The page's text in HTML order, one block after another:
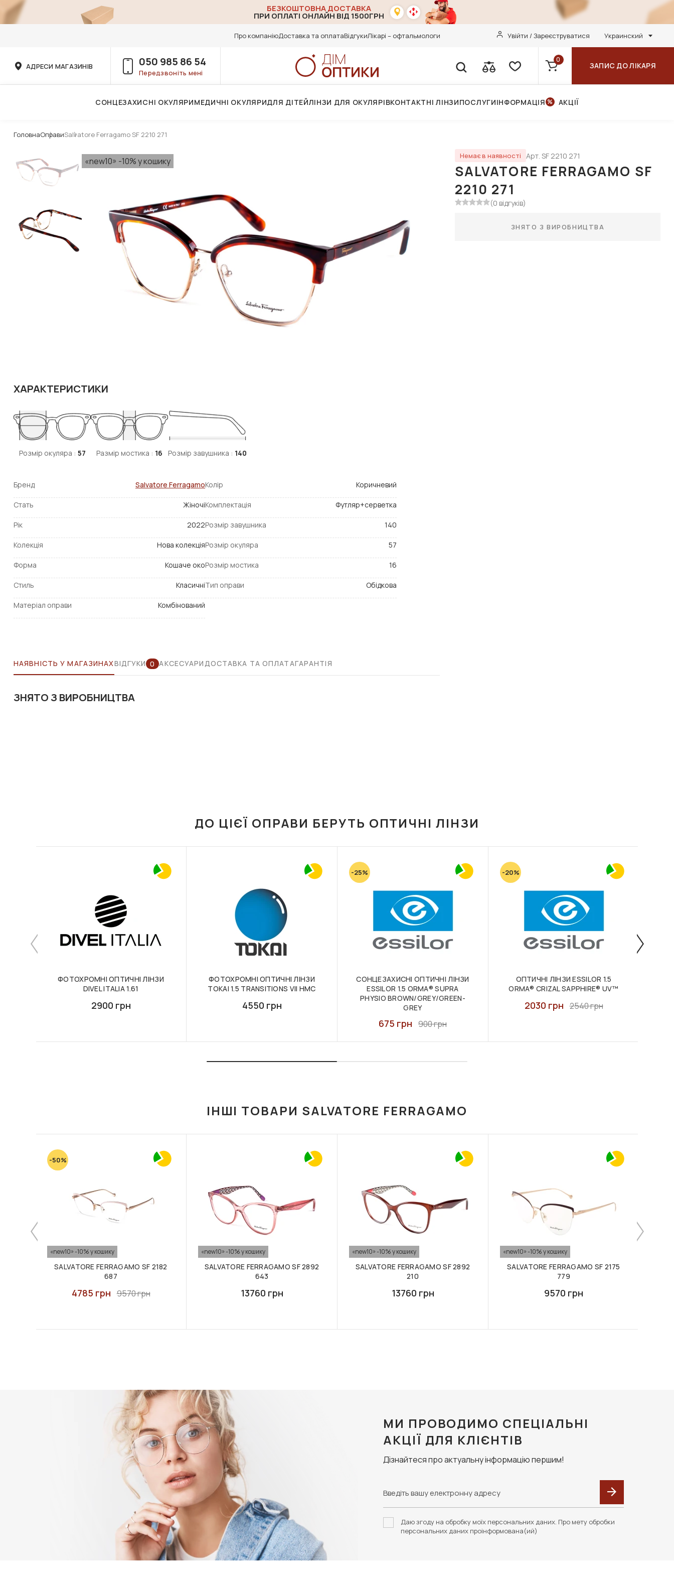
БЕЗКОШТОВНА ДОСТАВКА
ПРИ ОПЛАТІ ОНЛАЙН ВІД 1500ГРН
Про компаніюДоставка та оплатаВідгукиЛікарі – офтальмологи Увійти / Зареєструватися Украинский
АДРЕСИ МАГАЗИНІВ 050 985 86 54
Передзвоніть мені
0
ЗАПИС ДО ЛІКАРЯ
СОНЦЕЗАХИСНІ ОКУЛЯРИМЕДИЧНІ ОКУЛЯРИДЛЯ ДІТЕЙЛІНЗИ ДЛЯ ОКУЛЯРІВКОНТАКТНІ ЛІНЗИПОСЛУГИІНФОРМАЦІЯ АКЦІЇ
ГоловнаОправиSalvatore Ferragamo SF 2210 271
«new10» -10% у кошику Немає в наявності Арт. SF 2210 271
SALVATORE FERRAGAMO SF
2210 271
(0 відгуків)
ЗНЯТО З ВИРОБНИЦТВА
ХАРАКТЕРИСТИКИ
Розмір окуляра : 57 Размір мостика : 16 Розмір завушника : 140
Бренд Salvatore Ferragamo
Стать Жіночі
Рік 2022
Колекція Нова колекція
Форма Кошаче око
Стиль Класичні
Матеріал оправи Комбінований
Колір Коричневий
Комплектація Футляр+серветка
Розмір завушника 140
Розмір окуляра 57
Розмір мостика 16
Тип оправи Обідкова
НАЯВНІСТЬ У МАГАЗИНАХВІДГУКИ 0 АКСЕСУАРИДОСТАВКА ТА ОПЛАТАГАРАНТІЯ
ЗНЯТО З ВИРОБНИЦТВА
ДО ЦІЄЇ ОПРАВИ БЕРУТЬ ОПТИЧНІ ЛІНЗИ
ФОТОХРОМНІ ОПТИЧНІ ЛІНЗИ
DIVEL ITALIA 1.61
2900 грн
ФОТОХРОМНІ ОПТИЧНІ ЛІНЗИ
TOKAI 1.5 TRANSITIONS VII HMC
4550 грн
-25%
СОНЦЕЗАХИСНІ ОПТИЧНІ ЛІНЗИ
ESSILOR 1.5 ORMA® SUPRA
PHYSIO BROWN/GREY/GREEN-
GREY
675 грн 900 грн
-20%
ОПТИЧНІ ЛІНЗИ ESSILOR 1.5
ORMA® CRIZAL SAPPHIRE® UV™
2030 грн 2540 грн
ІНШІ ТОВАРИ SALVATORE FERRAGAMO
-50%
«new10» -10% у кошику
SALVATORE FERRAGAMO SF 2182
687
4785 грн 9570 грн
«new10» -10% у кошику
SALVATORE FERRAGAMO SF 2892
643
13760 грн
«new10» -10% у кошику
SALVATORE FERRAGAMO SF 2892
210
13760 грн
«new10» -10% у кошику
SALVATORE FERRAGAMO SF 2175
779
9570 грн
МИ ПРОВОДИМО СПЕЦІАЛЬНІ
АКЦІЇ ДЛЯ КЛІЄНТІВ
Дізнайтеся про актуальну інформацію першим!
Даю згоду на обробку моїх персональних даних. Про мету обробки
персональних даних проінформована(ий)